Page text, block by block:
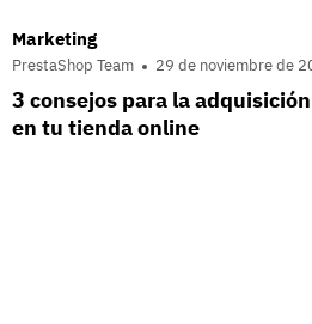
Marketing
PrestaShop Team 29 de noviembre de
3 consejos para la
en tu tienda online